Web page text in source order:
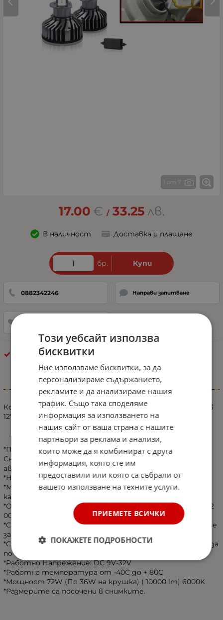
1 от 7
17.00 € / 33.25 лв.
В наличност Доставка и плащане
бр. Купи
0882342246 Направи запитване
Kрушки
Информация
Комплект Умалени Мини Лед Led Диодни Крушки F2 H3
12V 24V 72W 10000lm За Фарове Can Bus без Грешки
*Последно поколение Мини Дизайн LED крушки
Снабдени с Can bus Модул , подходящи за 95% от
автомобилите.
*Нагряват по-малко за по-добро охлаждане.
*Много компактен размер , Не пречи да се затваря
капачката на фара
*Охлаждаща система с мощен турбо вентилатор с 12
000 оборота,
*Снабдени с EMC-ready, няма нужда да се притеснявате
за радиосмущения.
*С разглобяема основа, без допълнителни запалители за
по-лесен монтаж
*Работно Напрежение: DC 9V-32V
*Работна температура от -40C до + 80C
*Мощност 72W (По 36W на крушка) ( 10000 lm) 6000K
*Размерите са посочени в снимките.
Този уебсайт използва
бисквитки
Ние използваме бисквитки, за да
персонализираме съдържанието,
рекламите и да анализираме нашия
трафик. Също така споделяме
информация за използването на
нашия сайт от ваша страна с нашите
партньори за реклама и анализи,
които може да я комбинират с друга
информация, която сте им
предоставили или която са събрали от
вашето използване на техните услуги.
ПРИЕМЕТЕ ВСИЧКИ
ПОКАЖЕТЕ ПОДРОБНОСТИ